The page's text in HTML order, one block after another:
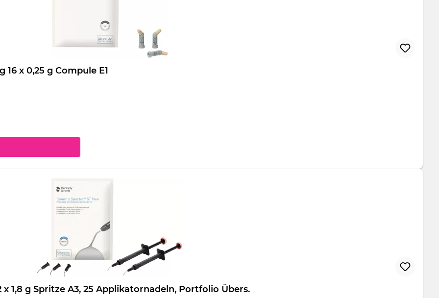
Ceram.x Spectra ST Effects Nachfüllpackung 16 x 0,25 g Compule E1
um die Anzahl zu erhöhen oder zu reduzieren.
Spectra ST flow Nachfüllpackung 2 x 1,8 g Spritze A3, 25 Applikatornadeln, Portfolio Übers.